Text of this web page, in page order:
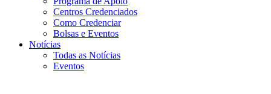
Centros Credenciados
Como Credenciar
Bolsas e Eventos
Notícias
Todas as Notícias
Eventos